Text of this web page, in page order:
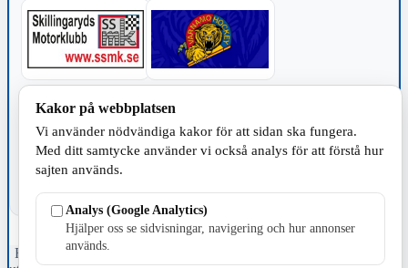
TILLVERKNING
Fristående webbtidningsföretag grundat 1991 som sedan 2002 ger
Kakor på webbplatsen
Vi använder nödvändiga kakor för att sidan ska fungera.
Med ditt samtycke använder vi också analys för att förstå hur
sajten används.
Analys (Google Analytics)
Hjälper oss se sidvisningar, navigering och hur annonser
används.